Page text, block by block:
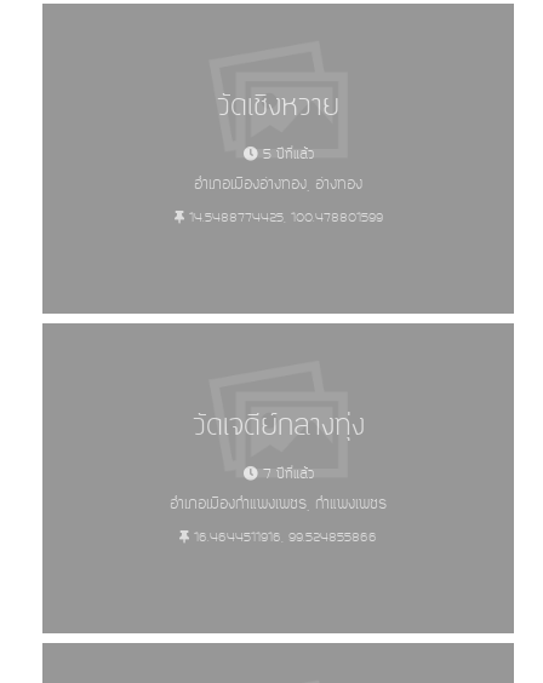
วัดเชิงหวาย
5 ปีที่แล้ว
อำเภอเมืองอ่างทอง, อ่างทอง
14.5488774425, 100.478801599
วัดเจดีย์กลางทุ่ง
7 ปีที่แล้ว
อำเภอเมืองกำแพงเพชร, กำแพงเพชร
16.4644511916, 99.524855866